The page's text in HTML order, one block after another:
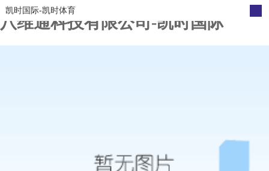
八维通科技有限公司-凯时国际
凯时国际-凯时体育